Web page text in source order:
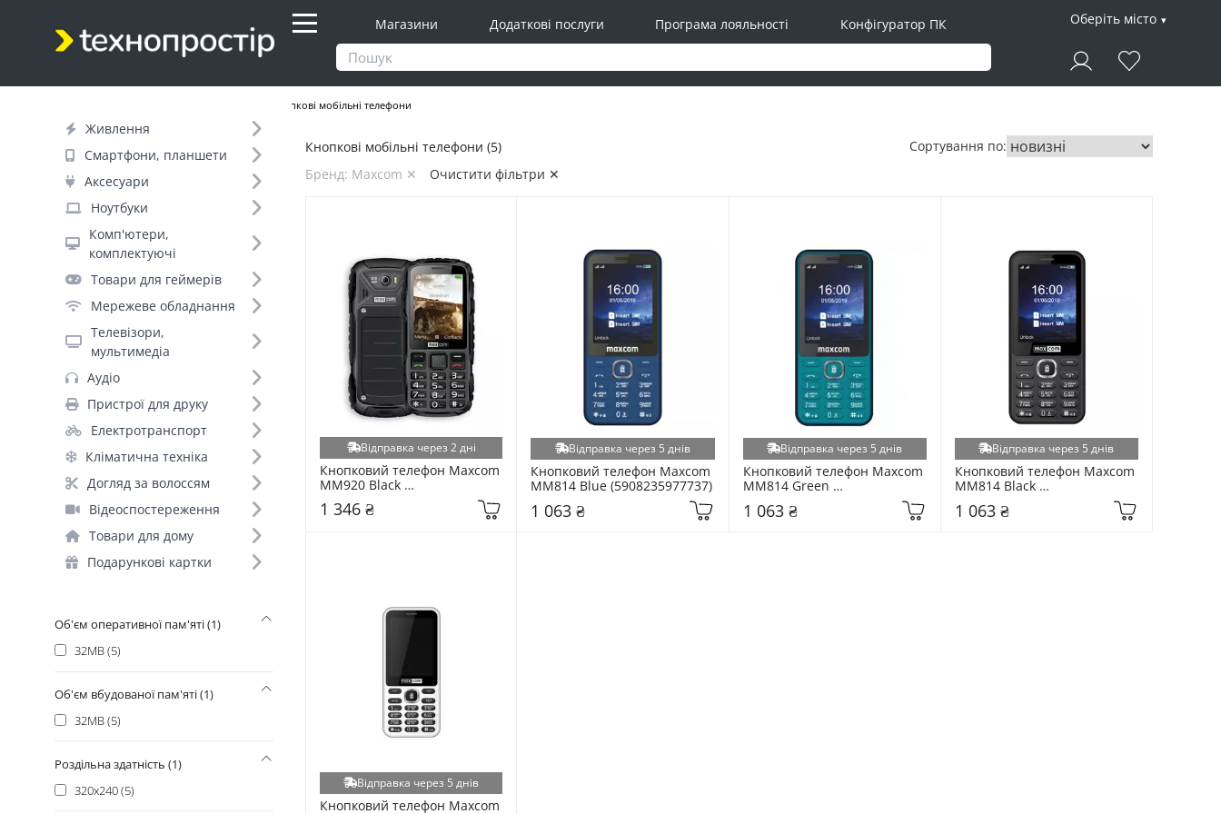
Магазини Додаткові послуги Програма лояльності Конфігуратор ПК Оберіть місто
Живлення
Смартфони, планшети
Аксесуари
Ноутбуки
Комп'ютери,
комплектуючі
Товари для геймерів
Мережеве обладнання
Телевізори,
мультимедіа
Аудіо
Пристрої для друку
Електротранспорт
Кліматична техніка
Догляд за волоссям
Відеоспостереження
Товари для дому
Подарункові картки
Кнопкові мобільні телефони
Фільтр
Днів до відправки (2)
Бренд (10)
Maxcom (5)
Sigma (+46)
Nokia (+22)
Nomi (+21)
Ergo (+19)
HMD (+8)
2E (+3)
Sigma Mobile (+2)
Panasonic (+1)
Об'єм оперативної пам'яті (1)
32MB (5)
Об'єм вбудованої пам'яті (1)
32MB (5)
Роздільна здатність (1)
320x240 (5)
Кнопкові мобільні телефони (5)
Бренд: Maxcom ✕
Очистити фільтри ✕
Сортування по:
Відправка через 2 дні
Кнопковий телефон Maxcom
MM920 Black
1 346 ₴
Відправка через 5 днів
Кнопковий телефон Maxcom
MM814 Blue (5908235977737)
1 063 ₴
Відправка через 5 днів
Кнопковий телефон Maxcom
MM814 Green
1 063 ₴
Відправка через 5 днів
Кнопковий телефон Maxcom
MM814 Black
1 063 ₴
Відправка через 5 днів
Кнопковий телефон Maxcom